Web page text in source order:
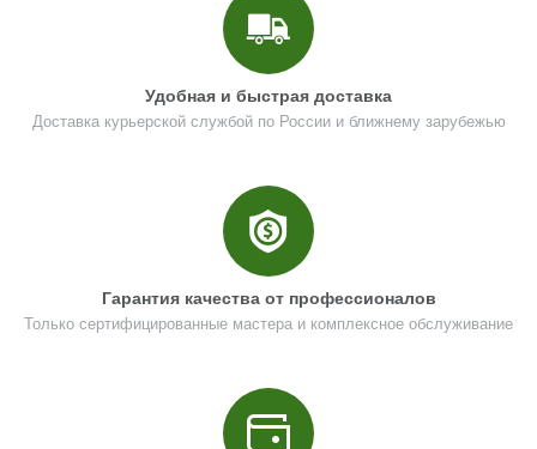
Удобная и быстрая доставка
Доставка курьерской службой по России и ближнему зарубежью
Гарантия качества от профессионалов
Только сертифицированные мастера и комплексное обслуживание